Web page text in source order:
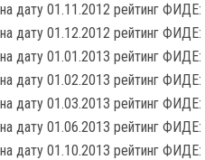
на дату 01.11.2012 рейтинг ФИДЕ:
на дату 01.12.2012 рейтинг ФИДЕ:
на дату 01.01.2013 рейтинг ФИДЕ:
на дату 01.02.2013 рейтинг ФИДЕ:
на дату 01.03.2013 рейтинг ФИДЕ:
на дату 01.06.2013 рейтинг ФИДЕ:
на дату 01.10.2013 рейтинг ФИДЕ: